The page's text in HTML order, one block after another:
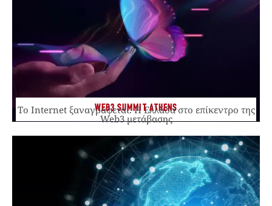
WEB3 SUMMIT ATHENS
Το Internet ξαναγράφεται. Η Ελλάδα στο επίκεντρο της
Web3 μετάβασης